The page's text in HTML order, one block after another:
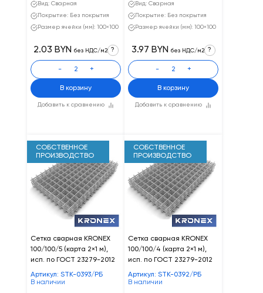
Вид: Сварная
Покрытие: Без покрытия
Размер ячейки (мм): 100×100
Добавить к сравнению
2.03 BYN без НДС/м2 ?
- +
В корзину
Вид: Сварная
Покрытие: Без покрытия
Размер ячейки (мм): 100×100
Добавить к сравнению
3.97 BYN без НДС/м2 ?
- +
В корзину
СОБСТВЕННОЕ
ПРОИЗВОДСТВО
Сетка сварная KRONEX
100/100/5 (карта 2×1 м),
исп. по ГОСТ 23279-2012
Артикул: STK-0393/РБ
В наличии
СОБСТВЕННОЕ
ПРОИЗВОДСТВО
Сетка сварная KRONEX
100/100/4 (карта 2×1 м),
исп. по ГОСТ 23279-2012
Артикул: STK-0392/РБ
В наличии